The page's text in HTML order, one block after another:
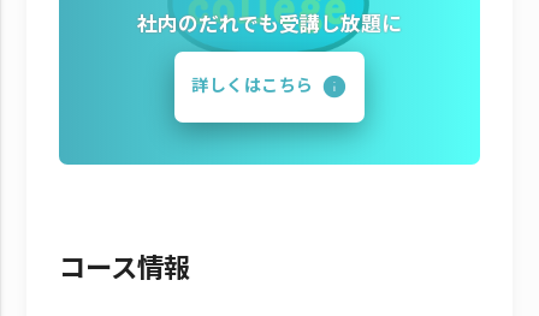
社内のだれでも受講し放題に
詳しくはこちら
コース情報